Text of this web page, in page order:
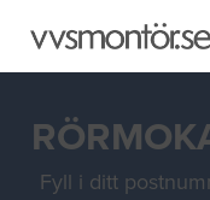
Fyll i ditt